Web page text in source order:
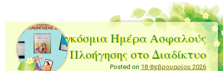
Παγκόσμια Ημέρα Ασφαλούς
Πλοήγησης στο Διαδίκτυο
Posted on 18 Φεβρουαρίου 2026